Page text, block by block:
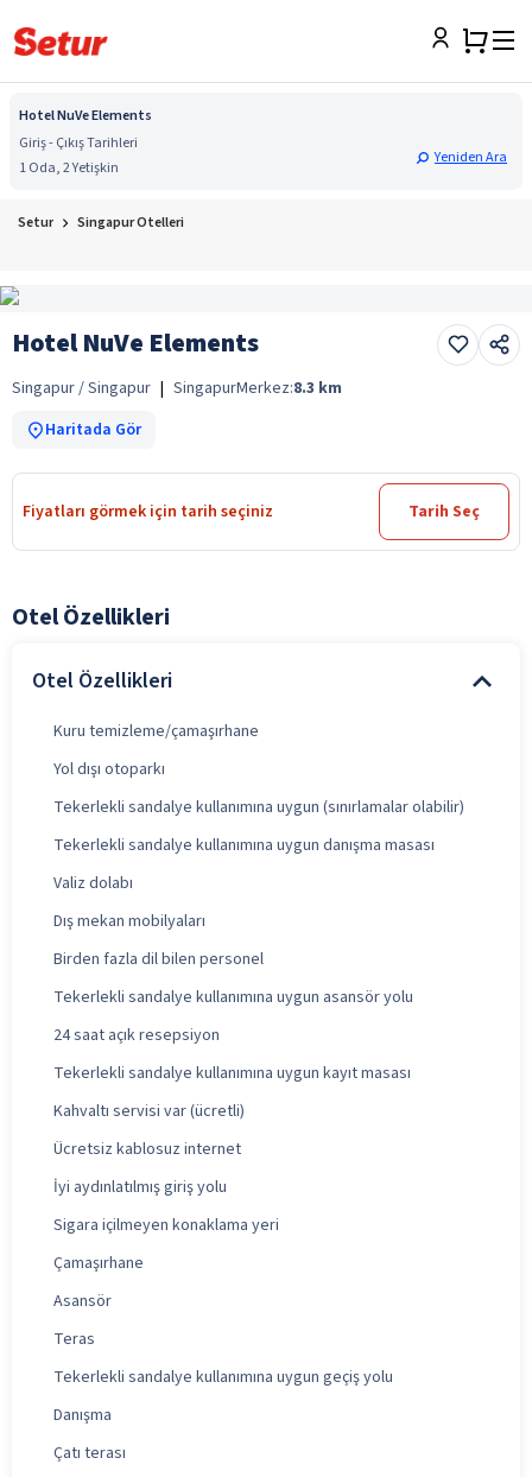
Hotel NuVe Elements
Giriş - Çıkış Tarihleri
1 Oda, 2 Yetişkin
Yeniden Ara
Setur Singapur Otelleri
Hotel NuVe Elements
Singapur / Singapur | SingapurMerkez:8.3 km
Haritada Gör
Fiyatları görmek için tarih seçiniz Tarih Seç
Otel Özellikleri
Otel Özellikleri
Kuru temizleme/çamaşırhane
Yol dışı otoparkı
Tekerlekli sandalye kullanımına uygun (sınırlamalar olabilir)
Tekerlekli sandalye kullanımına uygun danışma masası
Valiz dolabı
Dış mekan mobilyaları
Birden fazla dil bilen personel
Tekerlekli sandalye kullanımına uygun asansör yolu
24 saat açık resepsiyon
Tekerlekli sandalye kullanımına uygun kayıt masası
Kahvaltı servisi var (ücretli)
Ücretsiz kablosuz internet
İyi aydınlatılmış giriş yolu
Sigara içilmeyen konaklama yeri
Çamaşırhane
Asansör
Teras
Tekerlekli sandalye kullanımına uygun geçiş yolu
Danışma
Çatı terası